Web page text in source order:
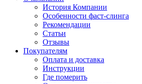
История Компании
Особенности фаст-слинга
Рекомендации
Статьи
Отзывы
Покупателям
Оплата и доставка
Инструкции
Где померить